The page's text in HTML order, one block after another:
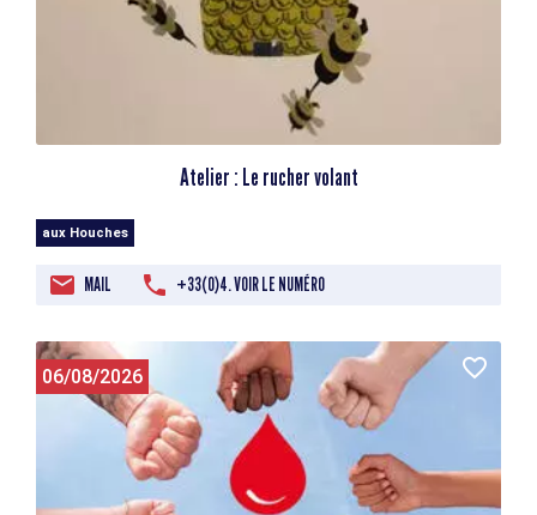
Atelier : Le rucher volant
aux Houches
MAIL +33(0)4. VOIR LE NUMÉRO
06/08/2026